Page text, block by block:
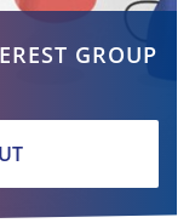
GROUP